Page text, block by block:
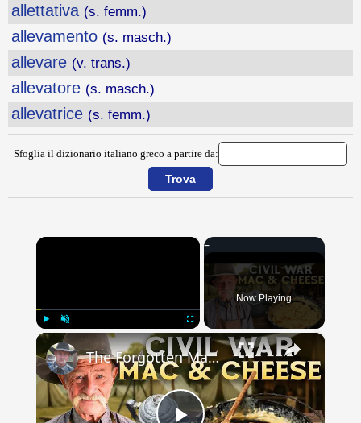
allettativa (s. femm.)
allevamento (s. masch.)
allevare (v. trans.)
allevatore (s. masch.)
allevatrice (s. femm.)
Sfoglia il dizionario italiano greco a partire da:
×
Play Unmute Fullscreen
Now Playing
×
The Forgotten Mac & Cheese That Fed Civil War Soldiers